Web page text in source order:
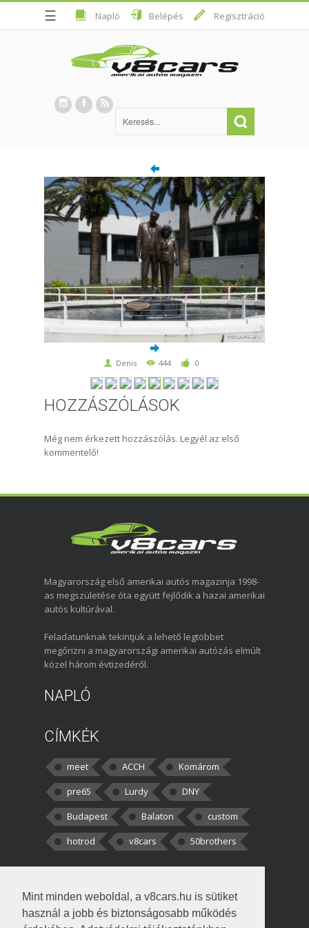
Mint minden weboldal, a v8cars.hu is sütiket
használ a jobb és biztonságosabb működés
☰ Napló Belépés Regisztráció
Denis 444 0
HOZZÁSZÓLÁSOK
Még nem érkezett hozzászólás. Legyél az első
kommentelő!
Magyarország első amerikai autós magazinja 1998-
as megszületése óta együtt fejlődik a hazai amerikai
autós kultúrával.
Feladatunknak tekintjük a lehető legtöbbet
megőrizni a magyarországi amerikai autózás elmúlt
közel három évtizedéről.
NAPLÓ
CÍMKÉK
meet ACCH
Komárom
pre65
Lurdy
DNY
Budapest
Balaton
custom
hotrod
v8cars 50brothers
kortisz:Elszúrtam! Én csak két
darabbaal számoltam. Nem tudtam, hogy fél autót,